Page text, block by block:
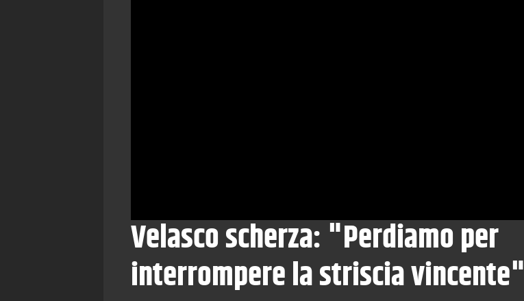
Velasco scherza: "Perdiamo per
interrompere la striscia vincente"